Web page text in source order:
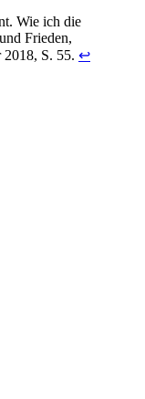
Wie ich die
Frieden,
S. 55. ↩︎